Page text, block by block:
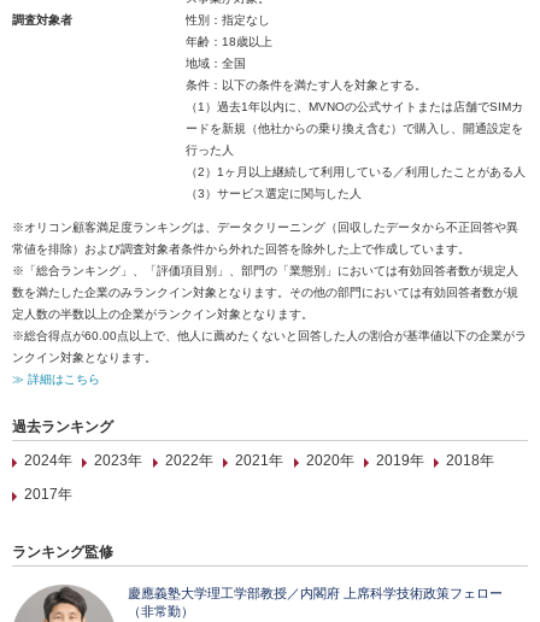
調査対象者
性別：指定なし
年齢：18歳以上
地域：全国
条件：以下の条件を満たす人を対象とする。
（1）過去1年以内に、MVNOの公式サイトまたは店舗でSIMカ
ードを新規（他社からの乗り換え含む）で購入し、開通設定を
行った人
（2）1ヶ月以上継続して利用している／利用したことがある人
（3）サービス選定に関与した人
※オリコン顧客満足度ランキングは、データクリーニング（回収したデータから不正回答や異
常値を排除）および調査対象者条件から外れた回答を除外した上で作成しています。
※「総合ランキング」、「評価項目別」、部門の「業態別」においては有効回答者数が規定人
数を満たした企業のみランクイン対象となります。その他の部門においては有効回答者数が規
定人数の半数以上の企業がランクイン対象となります。
※総合得点が60.00点以上で、他人に薦めたくないと回答した人の割合が基準値以下の企業がラ
ンクイン対象となります。
≫ 詳細はこちら
過去ランキング
2024年
2023年 2022年 2021年 2020年 2019年
2018年
2017年
ランキング監修
慶應義塾大学理工学部教授／内閣府 上席科学技術政策フェロー
（非常勤）